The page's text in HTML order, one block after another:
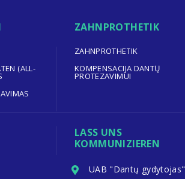
(ALL-
ZAHNPROTHETIK
ZAHNPROTHETIK
KOMPENSACIJA DANTŲ
PROTEZAVIMUI
LASS UNS
KOMMUNIZIEREN
UAB "Dantų gydytojas"